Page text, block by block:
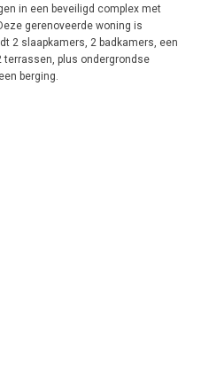
in een beveiligd complex met
gerenoveerde woning is
2 slaapkamers, 2 badkamers, een
terrassen, plus ondergrondse
berging.